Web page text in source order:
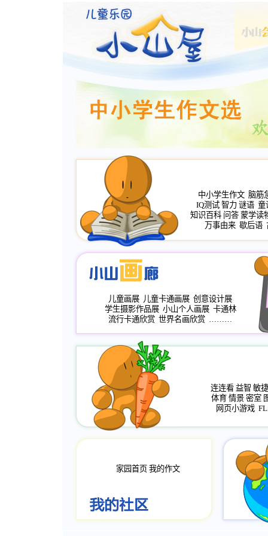
中小学生作文 脑筋
IQ测试 智力 谜语 童
知识百科 问答 蒙学读
万事由来 歇后语
儿童画展 儿童卡通画展 创意设计展
学生摄影作品展 小山个人画展 卡通林
流行卡通欣赏 世界名画欣赏 ………
连连看 益智 敏捷
体育 情景 密室
网页小游戏
家园首页 我的作文